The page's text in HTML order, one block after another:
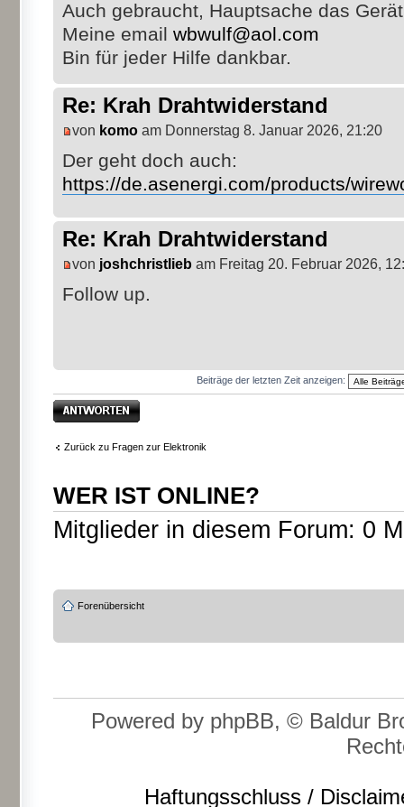
Auch gebraucht, Hauptsache das
Meine email wbwulf@aol.com
Bin für jeder Hilfe dankbar.
Re: Krah Drahtwiderstand
von komo am Donnerstag 8. Januar 2026, 21:20
Der geht doch auch:
https://de.asenergi.com/products/
Re: Krah Drahtwiderstand
von joshchristlieb am Freitag 20. Februar 2026,
Follow up.
Beiträge der letzten Zeit anzeigen:
Antwort erstellen
Zurück zu Fragen zur Elektronik
WER IST ONLINE?
Mitglieder in diesem Forum: 0
Forenübersicht
Powered by phpBB, © Baldur
Haftungsschluss /